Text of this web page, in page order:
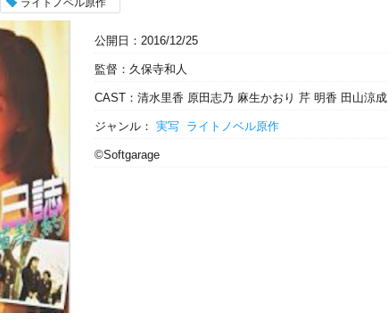
ライトノベル原作
公開日：2016/12/25
監督：久保寺和人
CAST：清水里香 原田志乃 麻生かおり 芹 明香 田山涼成
ジャンル： 実写 ライトノベル原作
©Softgarage